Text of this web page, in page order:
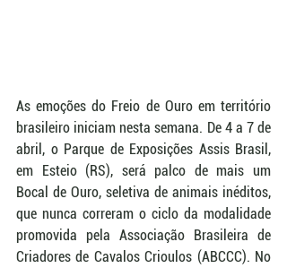
As emoções do Freio de Ouro em território
brasileiro iniciam nesta semana. De 4 a 7 de
abril, o Parque de Exposições Assis Brasil,
em Esteio (RS), será palco de mais um
Bocal de Ouro, seletiva de animais inéditos,
que nunca correram o ciclo da modalidade
promovida pela Associação Brasileira de
Criadores de Cavalos Crioulos (ABCCC). No